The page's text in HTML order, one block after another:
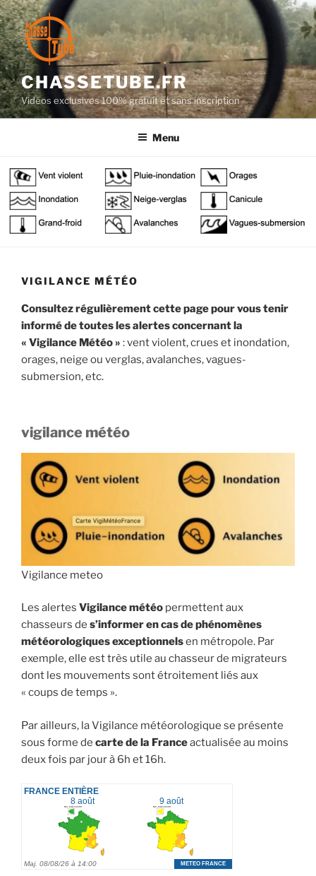
Aller
au
contenu
principal
CHASSETUBE.FR
Vidéos exclusives 100% gratuit et sans inscription
Menu
VIGILANCE MÉTÉO
Consultez régulièrement cette page pour vous tenir
informé de toutes les alertes concernant la
« Vigilance Météo » : vent violent, crues et inondation,
orages, neige ou verglas, avalanches, vagues-
submersion, etc.
vigilance météo
Vigilance meteo
Les alertes Vigilance météo permettent aux
chasseurs de s’informer en cas de phénomènes
météorologiques exceptionnelsen métropole. Par
exemple, elle est très utile au chasseur de migrateurs
dont les mouvements sont étroitement liés aux
« coups de temps ».
Par ailleurs, la Vigilance météorologique se présente
sous forme de carte de la Franceactualisée au moins
deux fois par jour à 6h et 16h.